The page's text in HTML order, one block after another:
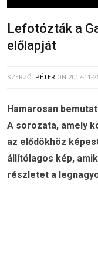
Lefotózták a
előlapját
SZERZŐ: PÉTER ON 2017-11-
Hamarosan
A sorozata, amely
az elődökhöz
állítólagos kép,
részletet a